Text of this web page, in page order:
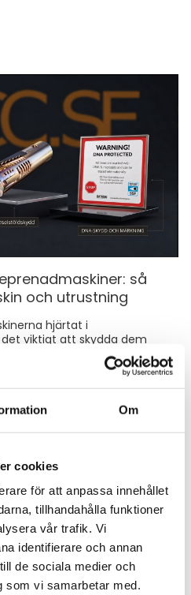
Om
cookies
för att anpassa innehållet
tillhandahålla funktioner
vår trafik. Vi
identifierare och annan
de sociala medier och
som vi samarbetar med.
så
och utrustning
hjärtat i
viktigt att skydda dem
kan orsaka kostsamma
den lilla detaljen som